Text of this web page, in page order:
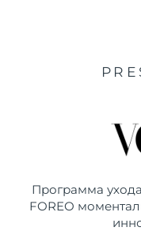
Программа
FOREO